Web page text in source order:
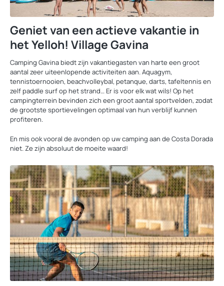
Geniet van een actieve vakantie in
het Yelloh! Village Gavina
Camping Gavina biedt zijn vakantiegasten van harte een groot
aantal zeer uiteenlopende activiteiten aan. Aquagym,
tennistoernooien, beachvolleybal, petanque, darts, tafeltennis en
zelf paddle surf op het strand… Er is voor elk wat wils! Op het
campingterrein bevinden zich een groot aantal sportvelden, zodat
de grootste sportievelingen optimaal van hun verblijf kunnen
profiteren.
En mis ook vooral de avonden op uw camping aan de Costa Dorada
niet. Ze zijn absoluut de moeite waard!